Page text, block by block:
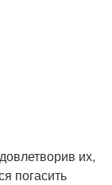
их,
погасить